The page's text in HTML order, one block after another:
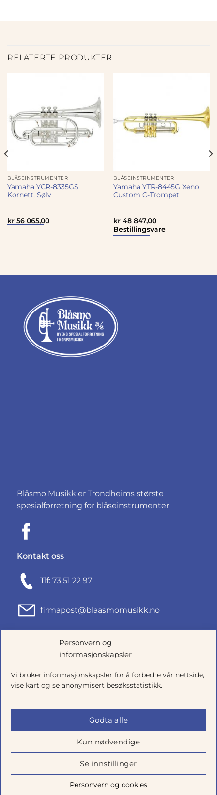
Personvern og
informasjonskapsler
Vi bruker informasjonskapsler for å forbedre vår nettside,
vise kart og se anonymisert besøksstatistikk.
Godta alle
Kun nødvendige
Se innstillinger
Personvern og cookies
RELATERTE PRODUKTER
BLÅSEINSTRUMENTER
Yamaha YCR-8335GS
Kornett, Sølv
kr56 065,00
BLÅSEINSTRUMENTER
Yamaha YTR-8445G Xeno
Custom C-Trompet
kr48 847,00
Bestillingsvare
Blåsmo Musikk er Trondheims største
spesialforretning for blåseinstrumenter
Kontakt oss
Tlf: 73 51 22 97
firmapost@blaasmomusikk.no
Fjordgata 46, 7010 TRONDHEIM
Salgsbetingelser|Personvern|Cookie-innstillinger
Utviklet avTalkto